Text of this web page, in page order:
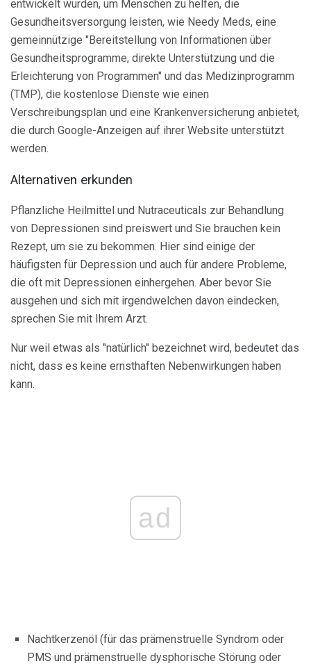
entwickelt wurden, um Menschen zu helfen, die
Gesundheitsversorgung leisten, wie Needy Meds, eine
gemeinnützige "Bereitstellung von Informationen über
Gesundheitsprogramme, direkte Unterstützung und die
Erleichterung von Programmen" und das Medizinprogramm
(TMP), die kostenlose Dienste wie einen
Verschreibungsplan und eine Krankenversicherung anbietet,
die durch Google-Anzeigen auf ihrer Website unterstützt
werden.
Alternativen erkunden
Pflanzliche Heilmittel und Nutraceuticals zur Behandlung
von Depressionen sind preiswert und Sie brauchen kein
Rezept, um sie zu bekommen. Hier sind einige der
häufigsten für Depression und auch für andere Probleme,
die oft mit Depressionen einhergehen. Aber bevor Sie
ausgehen und sich mit irgendwelchen davon eindecken,
sprechen Sie mit Ihrem Arzt.
Nur weil etwas als "natürlich" bezeichnet wird, bedeutet das
nicht, dass es keine ernsthaften Nebenwirkungen haben
kann.
ad
Nachtkerzenöl (für das prämenstruelle Syndrom oder
PMS und prämenstruelle dysphorische Störung oder